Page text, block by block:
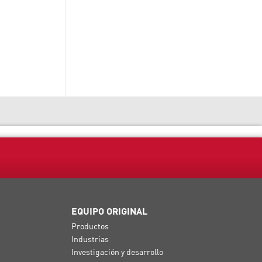
EQUIPO ORIGINAL
Productos
Industrias
Investigación y desarrollo